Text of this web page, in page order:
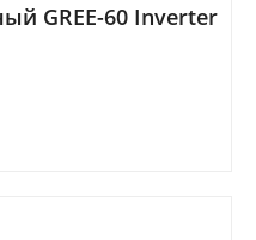
GREE-60 Inverter